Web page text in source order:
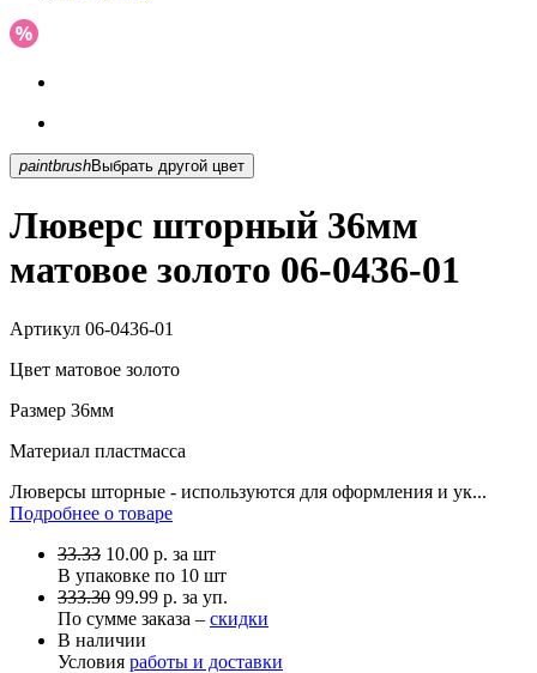
paintbrush Выбрать другой цвет
Люверс шторный 36мм
матовое золото 06-0436-01
Артикул 06-0436-01
Цвет матовое золото
Размер 36мм
Материал пластмасса
Люверсы шторные - используются для оформления и ук...
Подробнее о товаре
33.33 10.00 р. за шт
В упаковке по 10 шт
333.30 99.99 р. за уп.
По сумме заказа – скидки
В наличии
Условия работы и доставки